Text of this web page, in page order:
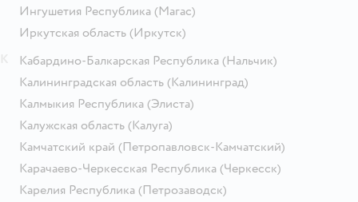
Ингушетия Республика (Магас)
Иркутская область (Иркутск)
Кабардино-Балкарская Республика (Нальчик)
Калининградская область (Калининград)
Калмыкия Республика (Элиста)
Калужская область (Калуга)
Камчатский край (Петропавловск-Камчатский)
Карачаево-Черкесская Республика (Черкесск)
Карелия Республика (Петрозаводск)